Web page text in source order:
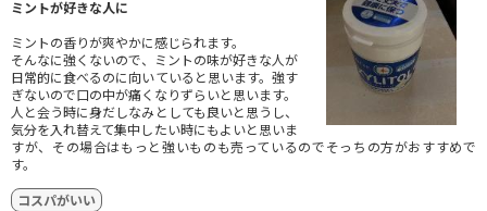
ミントが好きな人に
ミントの香りが爽やかに感じられます。
そんなに強くないので、ミントの味が好きな人が
日常的に食べるのに向いていると思います。強す
ぎないので口の中が痛くなりずらいと思います。
人と会う時に身だしなみとしても良いと思うし、
気分を入れ替えて集中したい時にもよいと思いま
すが、その場合はもっと強いものも売っているのでそっちの方がおすすめで
す。
コスパがいい